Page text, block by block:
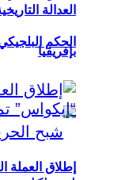
بإفريقيا
العدالة
الحكم